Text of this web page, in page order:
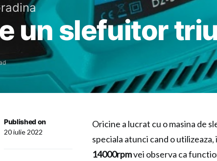
un slefuitor
Published on
20 iulie 2022
Oricine a lucrat cu o masina de
speciala atunci cand o
14000rpmvei observa ca